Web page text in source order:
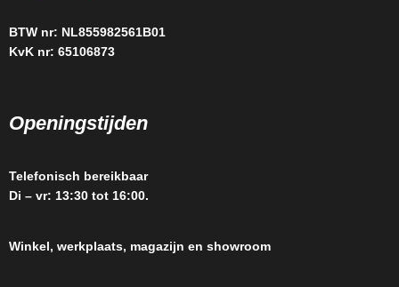
BTW nr: NL855982561B01
KvK nr: 65106873
Openingstijden
Telefonisch bereikbaar
Di – vr: 13:30 tot 16:00.
Winkel, werkplaats, magazijn en showroom